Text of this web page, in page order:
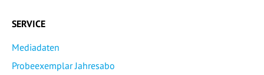
SERVICE
Mediadaten
Probeexemplar Jahresabo